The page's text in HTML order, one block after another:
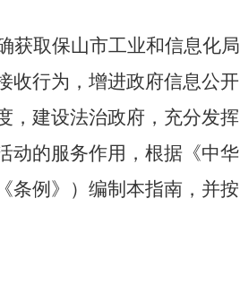
获取保山市工业和信息化局
收行为，增进政府信息公开
，建设法治政府，充分发挥
动的服务作用，根据《中华
条例》）编制本指南，并按